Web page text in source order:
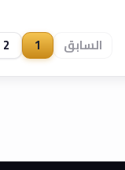
السابق 1
2